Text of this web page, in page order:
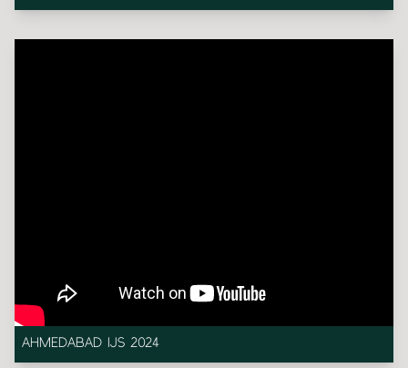
AHMEDABAD IJS 2024